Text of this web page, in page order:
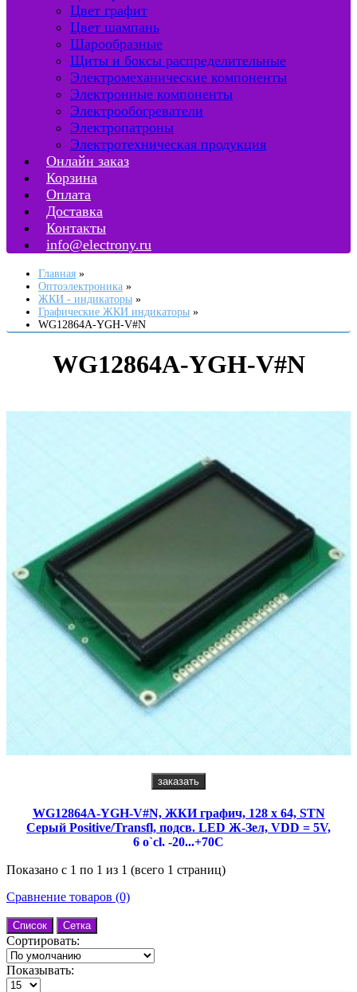
Цвет графит
Цвет шампань
Шарообразные
Щиты и боксы распределительные
Электромеханические компоненты
Электронные компоненты
Электрообогреватели
Электропатроны
Электротехническая продукция
Онлайн заказ
Корзина
Оплата
Доставка
Контакты
info@electrony.ru
Главная
Оптоэлектроника
ЖКИ - индикаторы
Графические ЖКИ индикаторы
WG12864A-YGH-V#N
WG12864A-YGH-V#N
заказать
WG12864A-YGH-V#N, ЖКИ графич, 128 x 64, STN
Серый Positive/Transfl, подсв. LED Ж-Зел, VDD = 5V,
6 o`cl, -20...+70C
Показано с 1 по 1 из 1 (всего 1 страниц)
Сравнение товаров (0)
Список Сетка
Сортировать:
Показывать: